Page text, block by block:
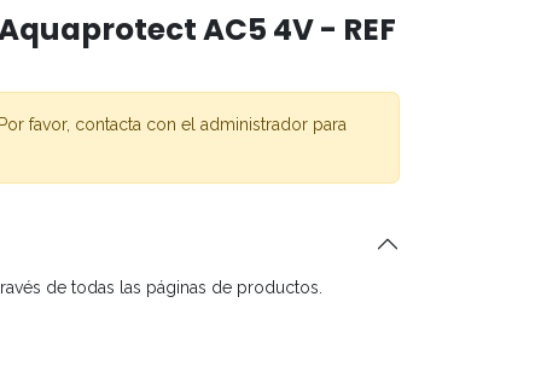
AC5 4V - REF
favor, contacta con el administrador para
de todas las páginas de productos.